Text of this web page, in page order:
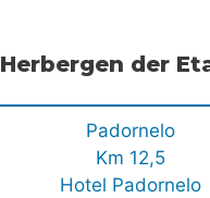
Herbergen der
Padornelo
Km 12,5
Hotel Padornelo